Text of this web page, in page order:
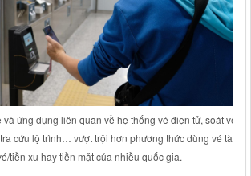
cứu lộ trình… vượt trội hơn phương thức dùng vé tàu
cứng, vé/tiền xu hay tiền mặt của nhiều quốc gia‏.